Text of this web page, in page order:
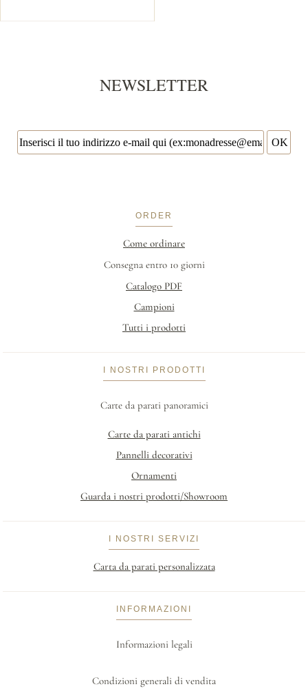
NEWSLETTER
ORDER
Come ordinare
Consegna entro 10 giorni
Catalogo PDF
Campioni
Tutti i prodotti
I NOSTRI PRODOTTI
Carte da parati panoramici
Carte da parati antichi
Pannelli decorativi
Ornamenti
Guarda i nostri prodotti/Showroom
I NOSTRI SERVIZI
Carta da parati personalizzata
INFORMAZIONI
Informazioni legali
Condizioni generali di vendita